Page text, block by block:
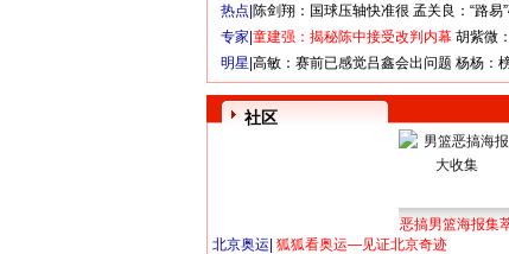
热点| 陈剑翔：国球压轴快准很 孟关良：“路易
专家| 童建强：揭秘陈中接受改判内幕 胡紫微
明星| 高敏：赛前已感觉吕鑫会出问题 杨杨：
社区
恶搞男篮海报集
北京奥运 狐狐看奥运—见证北京奇迹